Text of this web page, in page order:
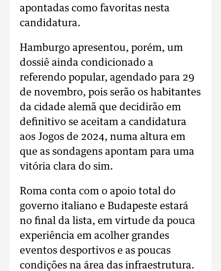
apontadas como favoritas nesta
candidatura.
Hamburgo apresentou, porém, um
dossiê ainda condicionado a
referendo popular, agendado para 29
de novembro, pois serão os habitantes
da cidade alemã que decidirão em
definitivo se aceitam a candidatura
aos Jogos de 2024, numa altura em
que as sondagens apontam para uma
vitória clara do sim.
Roma conta com o apoio total do
governo italiano e Budapeste estará
no final da lista, em virtude da pouca
experiência em acolher grandes
eventos desportivos e as poucas
condições na área das infraestrutura.